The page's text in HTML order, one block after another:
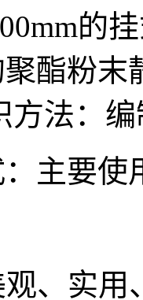
的
酯粉末
方法：
主要使
观、实